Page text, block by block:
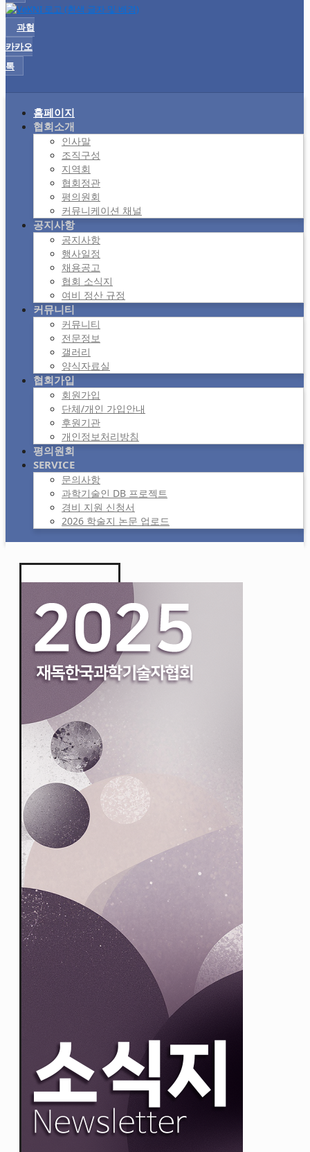
과협
카카오
톡
홈페이지
협회소개
인사말
조직구성
지역회
협회정관
평의원회
커뮤니케이션 채널
공지사항
공지사항
행사일정
채용공고
협회 소식지
여비 정산 규정
커뮤니티
커뮤니티
전문정보
갤러리
양식자료실
협회가입
회원가입
단체/개인 가입안내
후원기관
개인정보처리방침
평의원회
SERVICE
문의사항
과학기술인 DB 프로젝트
경비 지원 신청서
2026 학술지 논문 업로드